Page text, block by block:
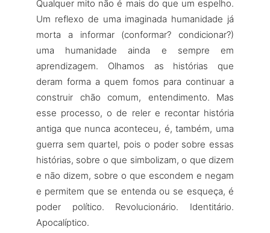
Qualquer mito não é mais do que um espelho.
Um reflexo de uma imaginada humanidade já
morta a informar (conformar? condicionar?)
uma humanidade ainda e sempre em
aprendizagem. Olhamos as histórias que
deram forma a quem fomos para continuar a
construir chão comum, entendimento. Mas
esse processo, o de reler e recontar história
antiga que nunca aconteceu, é, também, uma
guerra sem quartel, pois o poder sobre essas
histórias, sobre o que simbolizam, o que dizem
e não dizem, sobre o que escondem e negam
e permitem que se entenda ou se esqueça, é
poder político. Revolucionário. Identitário.
Apocalíptico.